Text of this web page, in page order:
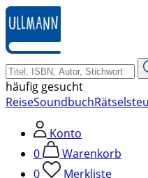
zum
Hauptinhalt
springen
häufig gesucht
ReiseSoundbuchRätsel
Konto
0
Warenkorb
0
Merkliste